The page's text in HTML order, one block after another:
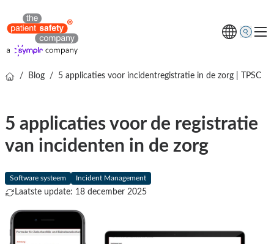
Kenniscentrum
Over ons
Gratis online demo
/ Blog / 5 applicaties voor incidentregistratie in de zorg | TPSC
5 applicaties voor de registratie
van incidenten in de zorg
Software systeem Incident Management
Laatste update: 18 december 2025